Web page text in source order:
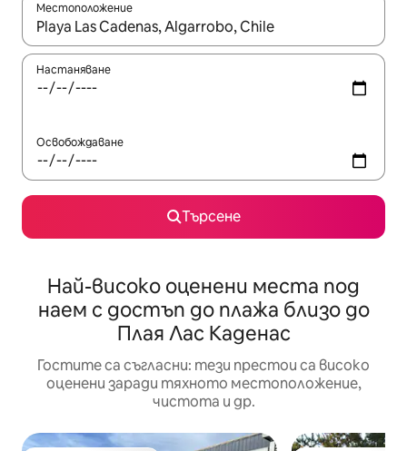
Местоположение
Когато резултатите се покажат, използвайте
Настаняване
Освобождаване
Търсене
Най-високо оценени места под
наем с достъп до плажа близо до
Плая Лас Каденас
Гостите са съгласни: тези престои са високо
оценени заради тяхното местоположение,
чистота и др.